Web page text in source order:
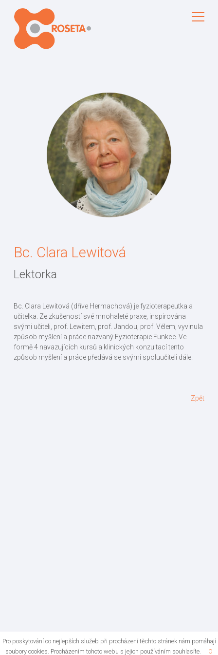
Bc. Clara Lewitová
Lektorka
Bc. Clara Lewitová (dříve Hermachová) je fyzioterapeutka a
učitelka. Ze zkušeností své mnohaleté praxe, inspirována
svými učiteli, prof. Lewitem, prof. Jandou, prof. Vélem, vyvinula
způsob myšlení a práce nazvaný Fyzioterapie Funkce. Ve
formě 4 navazujících kursů a klinických konzultací tento
způsob myšlení a práce předává se svými spoluučiteli dále.
Zpět
Pro poskytování co nejlepších služeb při procházení těchto stránek nám pomáhají
soubory cookies. Procházením tohoto webu s jejich používáním souhlasíte.
O